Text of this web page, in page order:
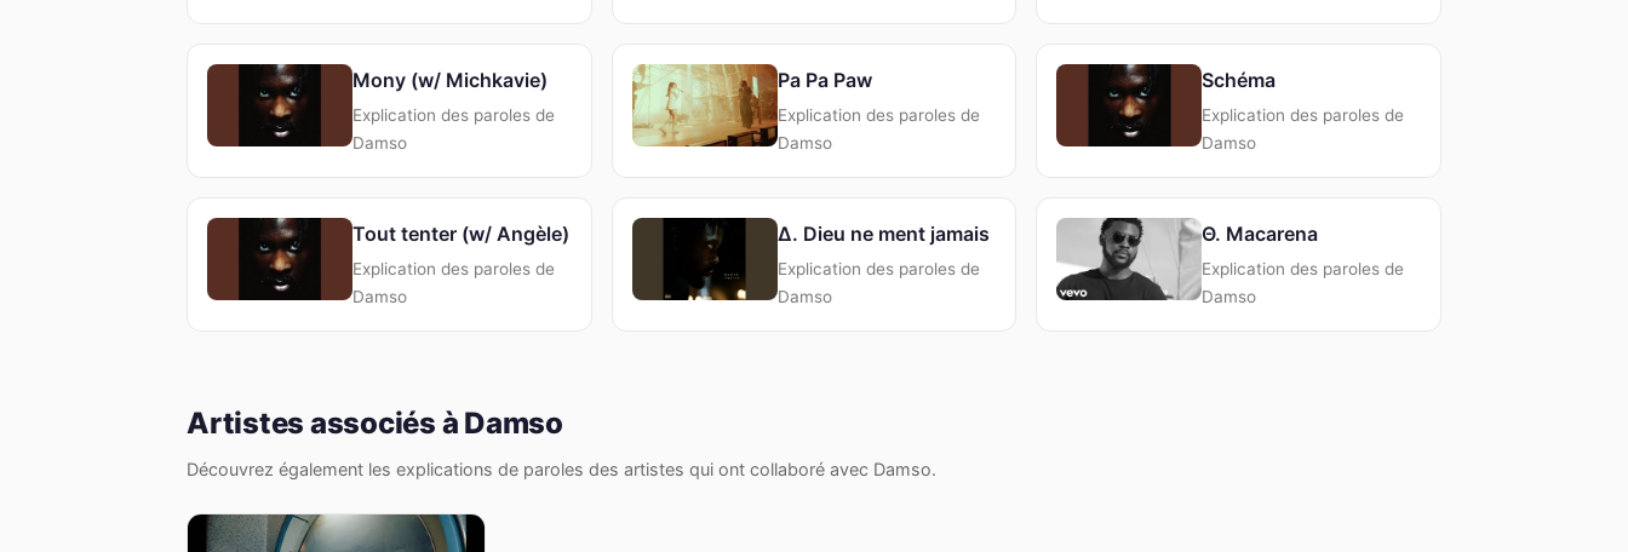
Mony (w/ Michkavie)
Explication des paroles de
Damso
Pa Pa Paw
Explication des paroles de
Damso
Schéma
Explication des paroles de
Damso
Tout tenter (w/ Angèle)
Explication des paroles de
Damso
Δ. Dieu ne ment jamais
Explication des paroles de
Damso
Θ. Macarena
Explication des paroles de
Damso
Artistes associés à Damso
Découvrez également les explications de paroles des artistes qui ont collaboré avec Damso.